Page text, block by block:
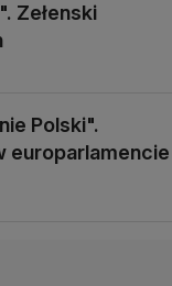
Zełenski
Polski".
europarlamencie